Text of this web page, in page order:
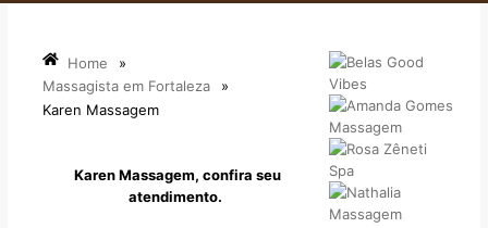
Home
»
Massagista em Fortaleza
»
Karen Massagem
Karen Massagem, confira seu
atendimento.